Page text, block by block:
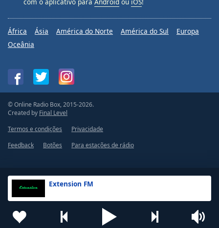
Family
Reset
Close
Modal
Dialog
End
dialog
window.
Extension FM
África Ásia América do Norte América do Sul
Europa
Oceânia
© Online Radio Box, 2015-2026.
Created by Final Level
Termos e condições
Privacidade
Feedback
Botões Para estações de rádio